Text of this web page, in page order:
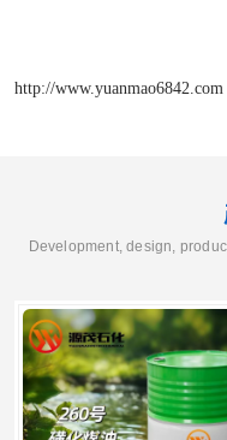
http://www.yuanmao6842.com
Development, design,